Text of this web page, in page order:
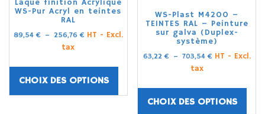
Laque finition Acrylique
WS-Pur Acryl en teintes
RAL
89,54 € – 256,76 € HT - Excl.
tax
CHOIX DES OPTIONS
WS-Plast M4200 –
TEINTES RAL – Peinture
sur galva (Duplex-
système)
63,22 € – 703,54 € HT - Excl.
tax
CHOIX DES OPTIONS